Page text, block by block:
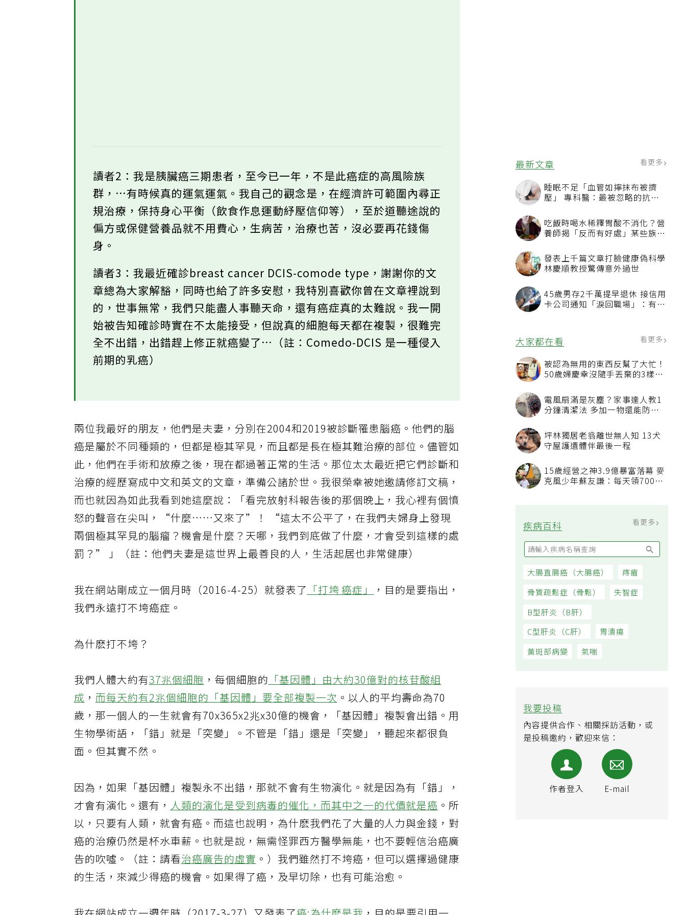
最新文章 看更多
睡眠不足「血管如擰抹布被擠
壓」 專科醫：最被忽略的抗老
吃飯時喝水稀釋胃酸不消化？營
養師揭「反而有好處」某些族群
發表上千篇文章打臉健康偽科學
林慶順教授驚傳意外過世
45歲男存2千萬提早退休 接信用
卡公司通知「淚回職場」：有錢
大家都在看 看更多
被認為無用的東西反幫了大忙！
50歲婦慶幸沒隨手丟棄的3樣物
電風扇滿是灰塵？家事達人教1
分鐘清潔法 多加一物還能防髒
坪林獨居老翁離世無人知 13犬
守屋護遺體伴最後一程
15歲經營之神3.9億暴富落幕 麥
克風少年蘇友謙：每天領700元
疾病百科
大腸直腸癌（大腸癌） 痔瘡
骨質疏鬆症（骨鬆） 失智症
B型肝炎（B肝）
C型肝炎（C肝）
黃斑部病變
我要投稿
內容提供合作、相關採訪活動，或
讀者2：我是胰臟癌三期患者，至今已一年，不是此癌症的高風險族
群，…有時候真的運氣運氣。我自己的觀念是，在經濟許可範圍內尋正
規治療，保持身心平衡（飲食作息運動紓壓信仰等），至於道聽途說的
偏方或保健營養品就不用費心，生病苦，治療也苦，沒必要再花錢傷
身。
讀者3：我最近確診breast cancer DCIS-comode type，謝謝你的文
章總為大家解豁，同時也給了許多安慰，我特別喜歡你曾在文章裡說到
的，世事無常，我們只能盡人事聽天命，還有癌症真的太難說。我一開
始被告知確診時實在不太能接受，但說真的細胞每天都在複製，很難完
全不出錯，出錯趕上修正就癌變了…（註：Comedo-DCIS 是一種侵入
前期的乳癌）
兩位我最好的朋友，他們是夫妻，分別在2004和2019被診斷罹患腦癌。他們的腦
癌是屬於不同種類的，但都是極其罕見，而且都是長在極其難治療的部位。儘管如
此，他們在手術和放療之後，現在都過著正常的生活。那位太太最近把它們診斷和
治療的經歷寫成中文和英文的文章，準備公諸於世。我很榮幸被她邀請修訂文稿，
而也就因為如此我看到她這麼說：「看完放射科報告後的那個晚上，我心裡有個憤
怒的聲音在尖叫，“什麼……又來了”！ “這太不公平了，在我們夫婦身上發現
兩個極其罕見的腦瘤？機會是什麼？天哪，我們到底做了什麼，才會受到這樣的處
罰？” 」（註：他們夫妻是這世界上最善良的人，生活起居也非常健康）
我在網站剛成立一個月時（2016-4-25）就發表了「打垮 癌症」 ，目的是要指出，
我們永遠打不垮癌症。
為什麽打不垮？
我們人體大約有37兆個細胞 ，每個細胞的「基因體」由大約30億對的核苷酸組
成 ，而每天約有2兆個細胞的「基因體」要全部複製一次 。以人的平均壽命為70
歲，那一個人的一生就會有70x365x2兆x30億的機會，「基因體」複製會出錯。用
生物學術語，「錯」就是「突變」。不管是「錯」還是「突變」，聽起來都很負
面。但其實不然。
因為，如果「基因體」複製永不出錯，那就不會有生物演化。就是因為有「錯」，
才會有演化。還有，人類的演化是受到病毒的催化，而其中之一的代價就是癌
。所
以，只要有人類，就會有癌。而這也說明，為什麽我們花了大量的人力與金錢，對
癌的治療仍然是杯水車薪。也就是說，無需怪罪西方醫學無能，也不要輕信治癌廣
告的吹噓。（註：請看治癌廣告的虛實 。）我們雖然打不垮癌，但可以選擇過健康
的生活，來減少得癌的機會。如果得了癌，及早切除，也有可能治愈。